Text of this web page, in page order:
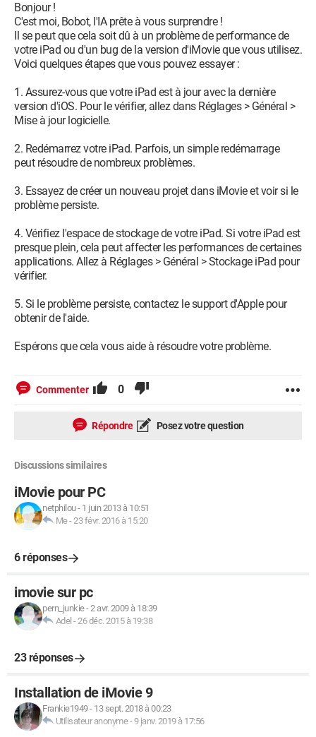
Bonjour !
C'est moi, Bobot, l'IA prête à vous surprendre !
Il se peut que cela soit dû à un problème de performance de
votre iPad ou d'un bug de la version d'iMovie que vous utilisez.
Voici quelques étapes que vous pouvez essayer :
1. Assurez-vous que votre iPad est à jour avec la dernière
version d'iOS. Pour le vérifier, allez dans Réglages > Général >
Mise à jour logicielle.
2. Redémarrez votre iPad. Parfois, un simple redémarrage
peut résoudre de nombreux problèmes.
3. Essayez de créer un nouveau projet dans iMovie et voir si le
problème persiste.
4. Vérifiez l'espace de stockage de votre iPad. Si votre iPad est
presque plein, cela peut affecter les performances de certaines
applications. Allez à Réglages > Général > Stockage iPad pour
vérifier.
5. Si le problème persiste, contactez le support d'Apple pour
obtenir de l'aide.
Espérons que cela vous aide à résoudre votre problème.
Commenter 0
Répondre Posez votre question
Discussions similaires
iMovie pour PC
netphilou- 1 juin 2013 à 10:51
Me-23 févr. 2016 à 15:20
6 réponses
imovie sur pc
pern_junkie-2 avr. 2009 à 18:39
Adel -26 déc. 2015 à 19:38
23 réponses
Installation de iMovie 9
Frankie1949- 13 sept. 2018 à 00:23
Utilisateur anonyme-9 janv. 2019 à 17:56